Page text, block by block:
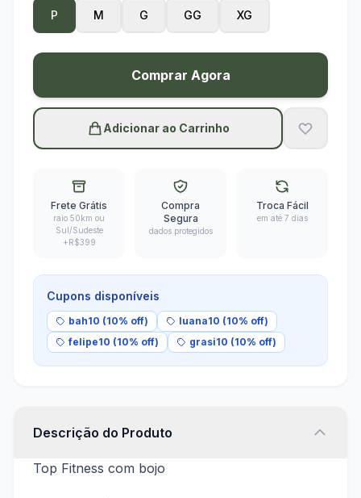
P M G GG XG
Comprar Agora
Adicionar ao Carrinho
Frete Grátis
raio 50km ou
Sul/Sudeste
+R$399
Compra
Segura
dados protegidos
Troca Fácil
em até 7 dias
Cupons disponíveis
bah10 (10% off)
luana10 (10% off)
felipe10 (10% off)
grasi10 (10% off)
Descrição do Produto
Top Fitness com bojo